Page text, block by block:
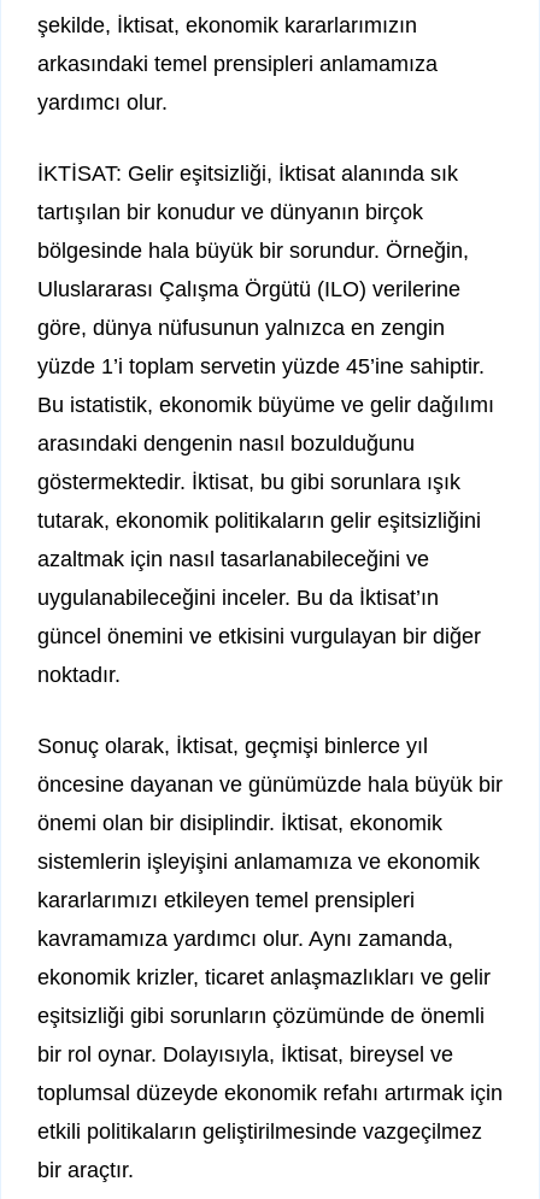
şekilde, İktisat, ekonomik kararlarımızın
arkasındaki temel prensipleri anlamamıza
yardımcı olur.
İKTİSAT: Gelir eşitsizliği, İktisat alanında sık
tartışılan bir konudur ve dünyanın birçok
bölgesinde hala büyük bir sorundur. Örneğin,
Uluslararası Çalışma Örgütü (ILO) verilerine
göre, dünya nüfusunun yalnızca en zengin
yüzde 1’i toplam servetin yüzde 45’ine sahiptir.
Bu istatistik, ekonomik büyüme ve gelir dağılımı
arasındaki dengenin nasıl bozulduğunu
göstermektedir. İktisat, bu gibi sorunlara ışık
tutarak, ekonomik politikaların gelir eşitsizliğini
azaltmak için nasıl tasarlanabileceğini ve
uygulanabileceğini inceler. Bu da İktisat’ın
güncel önemini ve etkisini vurgulayan bir diğer
noktadır.
Sonuç olarak, İktisat, geçmişi binlerce yıl
öncesine dayanan ve günümüzde hala büyük bir
önemi olan bir disiplindir. İktisat, ekonomik
sistemlerin işleyişini anlamamıza ve ekonomik
kararlarımızı etkileyen temel prensipleri
kavramamıza yardımcı olur. Aynı zamanda,
ekonomik krizler, ticaret anlaşmazlıkları ve gelir
eşitsizliği gibi sorunların çözümünde de önemli
bir rol oynar. Dolayısıyla, İktisat, bireysel ve
toplumsal düzeyde ekonomik refahı artırmak için
etkili politikaların geliştirilmesinde vazgeçilmez
bir araçtır.